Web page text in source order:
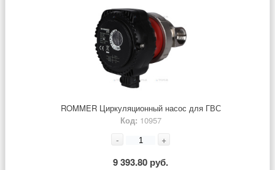
ROMMER Циркуляционный насос для ГВС
Код: 10957
- +
9 393.80 руб.